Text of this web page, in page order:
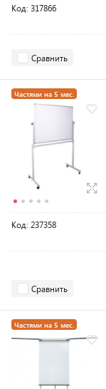
Код: 317866
Сравнить
Частями на 5 мес.
Код: 237358
Сравнить
Частями на 5 мес.